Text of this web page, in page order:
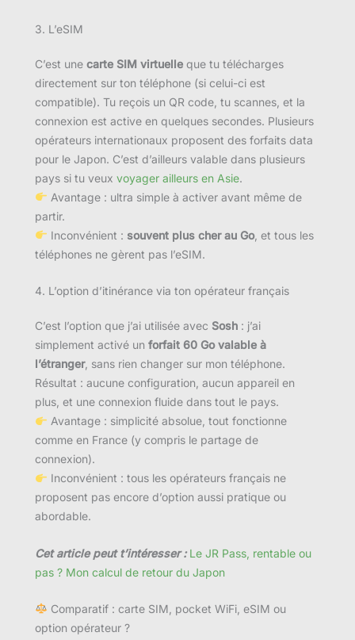
3. L’eSIM
C’est une carte SIM virtuelle que tu télécharges
directement sur ton téléphone (si celui-ci est
compatible). Tu reçois un QR code, tu scannes, et la
connexion est active en quelques secondes. Plusieurs
opérateurs internationaux proposent des forfaits data
pour le Japon. C’est d’ailleurs valable dans plusieurs
pays si tu veux voyager ailleurs en Asie.
Avantage : ultra simple à activer avant même de
partir.
Inconvénient : souvent plus cher au Go, et tous les
téléphones ne gèrent pas l’eSIM.
4. L’option d’itinérance via ton opérateur français
C’est l’option que j’ai utilisée avec Sosh : j’ai
simplement activé un forfait 60 Go valable à
l’étranger, sans rien changer sur mon téléphone.
Résultat : aucune configuration, aucun appareil en
plus, et une connexion fluide dans tout le pays.
Avantage : simplicité absolue, tout fonctionne
comme en France (y compris le partage de
connexion).
Inconvénient : tous les opérateurs français ne
proposent pas encore d’option aussi pratique ou
abordable.
Cet article peut t’intéresser : Le JR Pass, rentable ou
pas ? Mon calcul de retour du Japon
Comparatif : carte SIM, pocket WiFi, eSIM ou
option opérateur ?